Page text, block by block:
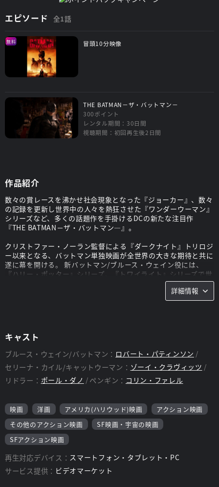
エピソード 全1話
無料 冒頭10分映像
THE BATMAN－ザ・バットマン－
300ポイント
レンタル期間：30日間
視聴期間：初回再生後2日間
作品紹介
数々の賞レースを沸かせ社会現象となった『ジョーカー』、数々
の記録を更新し世界中の人々を熱狂させた『ワンダーウーマン』
シリーズなど、多くの話題作を手掛けるDCの新たな注目作
『THE BATMAN－ザ・バットマン―』。
クリストファー・ノーラン監督による『ダークナイト』トリロジ
ー以来となる、バットマン単独映画が全世界の大きな期待と共に
遂に幕を開ける。 新バットマン/ブルース・ウェイン役には、
『ハリー・ポッター』シリーズ、『トワイライト』シリーズで世
界中を虜にした後着実にキャリアを積み、難解ながら中毒性の高
い作風でリピーター続出の社会現象を巻き起こした『TENET テ
ネット』のロバート・パティンソンが大抜擢。マイケル・キート
して、その革新的な映像で世界中の度肝を抜いた『クローバーフ
ィールド/HAKAISHA』や、『猿の惑星:新世紀』『猿の惑星:聖戦
記』でエモーショナルなドラマを描きSF映画の金字塔に新たな
伝説を打ち立てたマット・リーブス。その他多くのキャラクター
魔法使いの旅』、『ダンボ』のコリン・ファレル、リドラー役に
『それでも夜は明ける』、『スイス・アーミー・マン』のポー
ル・ダノ、キャットウーマン役に『ファンタスティック・ビース
ト』シリーズのゾーイ・クラヴィッツ、カーマイン・ファルコン
役に『トランスフォーマー』シリーズのジョン・タトゥーロ、そ
『猿の惑星』シリーズのアンディ・サーキス、『007/ノー・タイ
ム・トゥ・ダイ』のジェフリー・ライトがそれぞれ演じる。
詳細情報
キャスト
ブルース・ウェイン/バットマン： ロバート・パティンソン
セリーナ・カイル/キャットウーマン： ゾーイ・クラヴィッツ
リドラー： ポール・ダノ ペンギン： コリン・ファレル
映画 洋画 アメリカ(ハリウッド)映画
アクション映画
その他のアクション映画
SF映画・宇宙の映画
SFアクション映画
再生対応デバイス： スマートフォン・タブレット・PC
サービス提供： ビデオマーケット